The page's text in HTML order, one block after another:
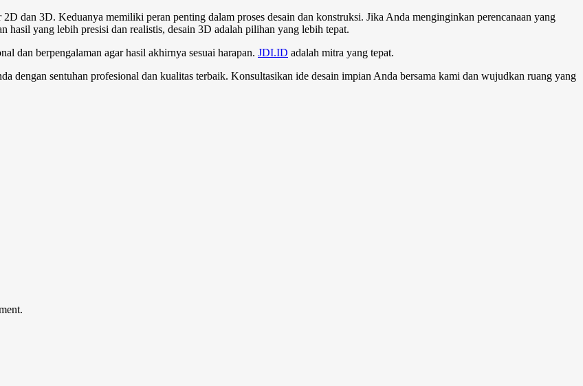
dan 3D. Keduanya memiliki peran penting dalam proses desain dan konstruksi. Jika Anda menginginkan perencanaan yang
yang lebih presisi dan realistis, desain 3D adalah pilihan yang lebih tepat.
dan berpengalaman agar hasil akhirnya sesuai harapan. JDI.ID adalah mitra yang tepat.
dengan sentuhan profesional dan kualitas terbaik. Konsultasikan ide desain impian Anda bersama kami dan wujudkan ruang yang